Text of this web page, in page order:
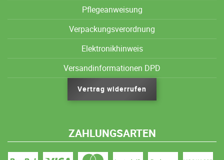
Pflegeanweisung
Verpackungsverordnung
Elektronikhinweis
Versandinformationen DPD
Vertrag widerrufen
ZAHLUNGSARTEN